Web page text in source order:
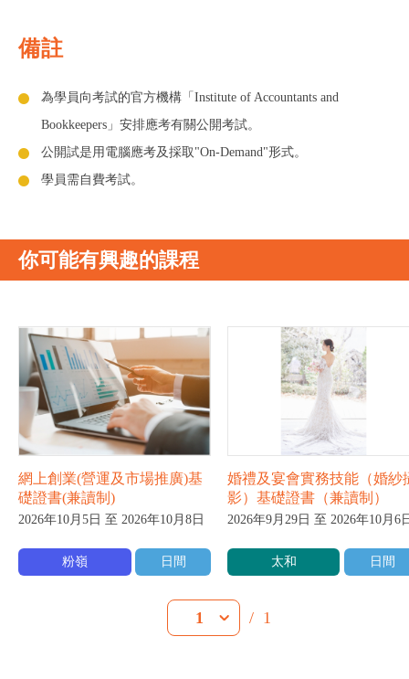
備註
為學員向考試的官方機構「Institute of Accountants and
Bookkeepers」安排應考有關公開考試。
公開試是用電腦應考及採取"On-Demand"形式。
學員需自費考試。
你可能有興趣的課程
網上創業(營運及市場推廣)基
礎證書(兼讀制)
2026年10月5日 至 2026年10月8日
粉嶺 日間
婚禮及宴會實務技能（婚紗
影）基礎證書（兼讀制）
2026年9月29日 至 2026年10月6
太和 日間
1 / 1